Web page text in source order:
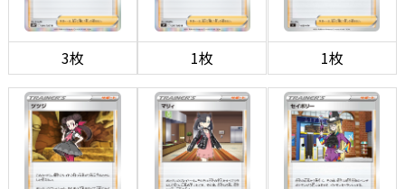
3枚 1枚 1枚